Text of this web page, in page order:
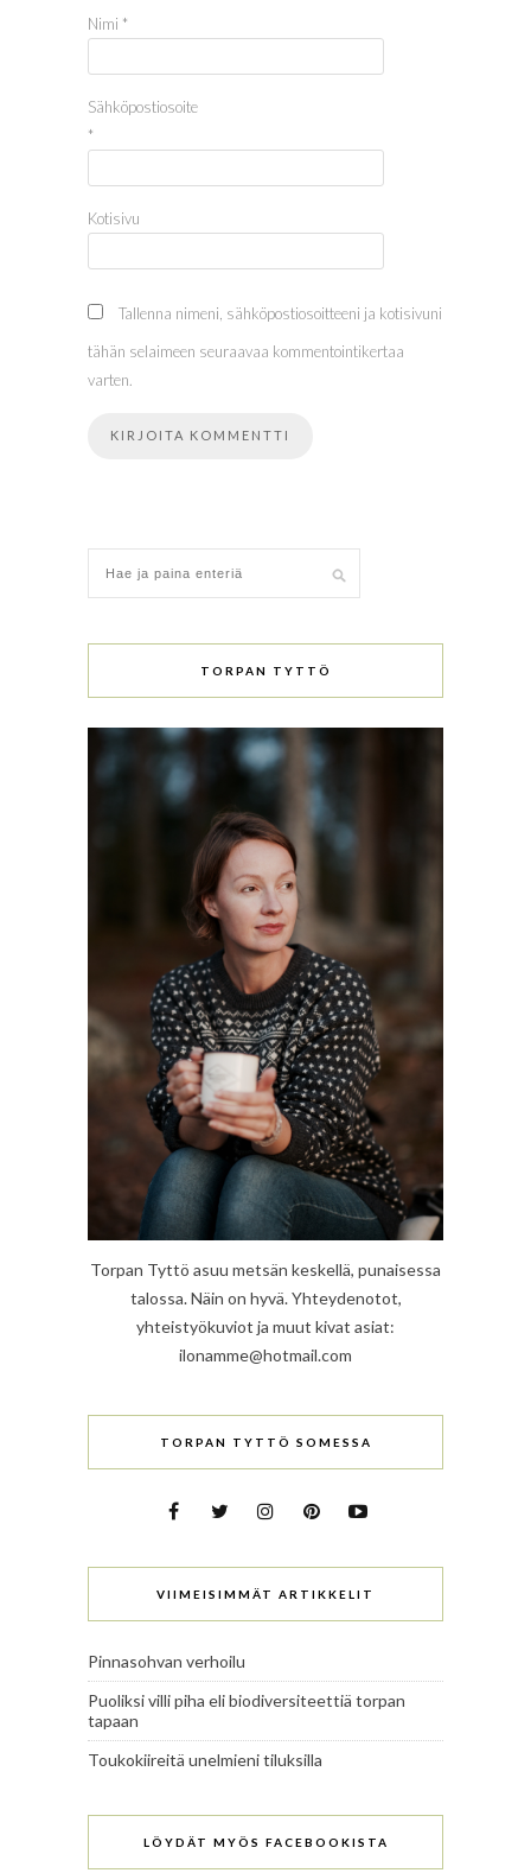
Nimi *
Sähköpostiosoite
*
Kotisivu
Tallenna nimeni, sähköpostiosoitteeni ja kotisivuni
tähän selaimeen seuraavaa kommentointikertaa
varten.
TORPAN TYTTÖ
Torpan Tyttö asuu metsän keskellä, punaisessa
talossa. Näin on hyvä. Yhteydenotot,
yhteistyökuviot ja muut kivat asiat:
ilonamme@hotmail.com
TORPAN TYTTÖ SOMESSA
VIIMEISIMMÄT ARTIKKELIT
Pinnasohvan verhoilu
Puoliksi villi piha eli biodiversiteettiä torpan
tapaan
Toukokiireitä unelmieni tiluksilla
LÖYDÄT MYÖS FACEBOOKISTA